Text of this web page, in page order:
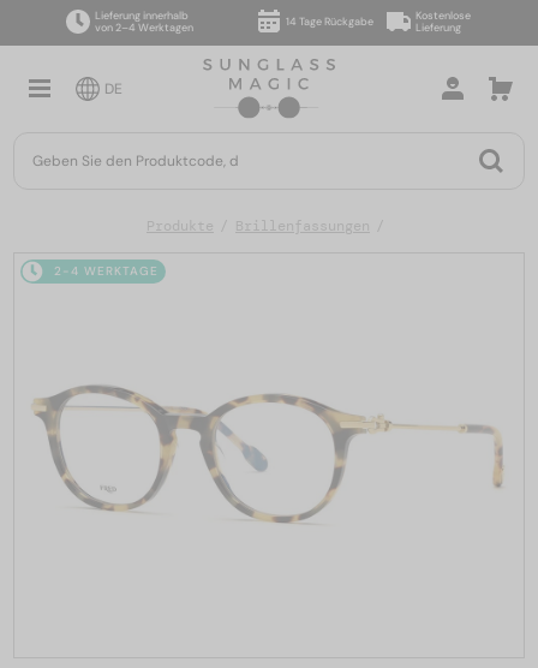
Lieferung innerhalb
von 2–4 Werktagen
14 Tage Rückgabe
Kostenlose
Lieferung
DE
Produkte Brillenfassungen
2-4 WERKTAGE